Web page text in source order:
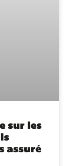
sur les
assuré